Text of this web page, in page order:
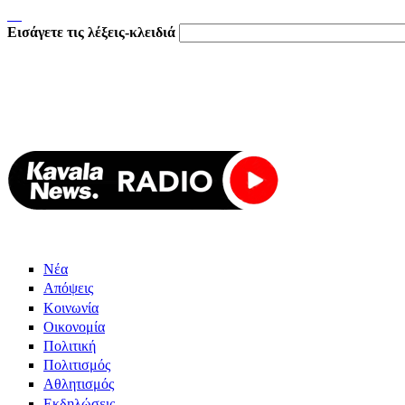
Εισάγετε τις λέξεις-κλειδιά
Νέα
Απόψεις
Κοινωνία
Οικονομία
Πολιτική
Πολιτισμός
Αθλητισμός